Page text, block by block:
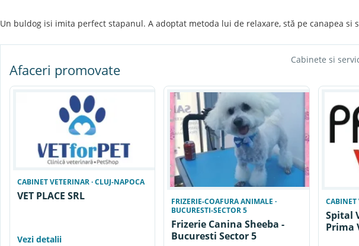
Un buldog isi imita perfect stapanul. A adoptat metoda lui de relaxare, stă pe canapea si
Afaceri promovate
Cabinete si
CABINET VETERINAR · CLUJ-NAPOCA
VET PLACE SRL
Vezi detalii
FRIZERIE-COAFURA ANIMALE ·
BUCURESTI-SECTOR 5
Frizerie Canina Sheeba -
Bucuresti Sector 5
CABINET
Spital
Prima